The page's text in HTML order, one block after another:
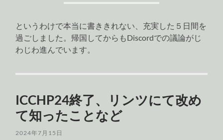
というわけで本当に書ききれない、充実した５日間を
過ごしました。帰国してからもDiscordでの議論がじ
わじわ進んでいます。
ICCHP24終了、リンツにて改め
て知ったことなど
2024年7月15日